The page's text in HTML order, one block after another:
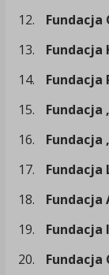
12.
Fundacja
13.
Fundacja
14.
Fundacja
15.
Fundacja
16.
Fundacja
17.
Fundacja
18.
Fundacja
19.
Fundacja
20.
Fundacja